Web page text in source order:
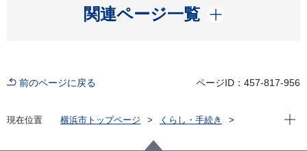
関連ページ一覧
開く
前のページに戻る ページID：457-817-956
現在位置 横浜市トップページ
くらし・手続き
現在